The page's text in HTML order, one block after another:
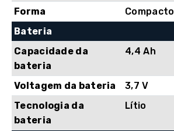
Forma
Compacto
Bateria
Capacidade da
bateria
4,4 Ah
Voltagem da bateria
3,7 V
Tecnologia da
bateria
Lítio